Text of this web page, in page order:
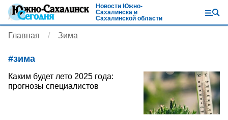
Новости Южно-
Сахалинска и
Сахалинской области
Главная Зима
#зима
Каким будет лето 2025 года:
прогнозы специалистов